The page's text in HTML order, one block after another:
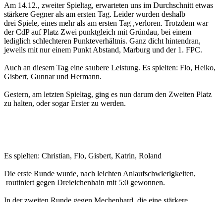
Am 14.12., zweiter Spieltag, erwarteten uns im Durchschnitt etwas
stärkere Gegner als am ersten Tag. Leider wurden deshalb
drei Spiele, eines mehr als am ersten Tag ,verloren. Trotzdem war
der CdP auf Platz Zwei punktgleich mit Gründau, bei einem
lediglich schlechteren Punkteverhältnis. Ganz dicht hintendran,
jeweils mit nur einem Punkt Abstand, Marburg und der 1. FPC.
Auch an diesem Tag eine saubere Leistung. Es spielten: Flo, Heiko,
Gisbert, Gunnar und Hermann.
Gestern, am letzten Spieltag, ging es nun darum den Zweiten Platz
zu halten, oder sogar Erster zu werden.
Es spielten: Christian, Flo, Gisbert, Katrin, Roland
Die erste Runde wurde, nach leichten Anlaufschwierigkeiten,
routiniert gegen Dreieichenhain mit 5:0 gewonnen.
In der zweiten Runde gegen Mechenhard, die eine stärkere